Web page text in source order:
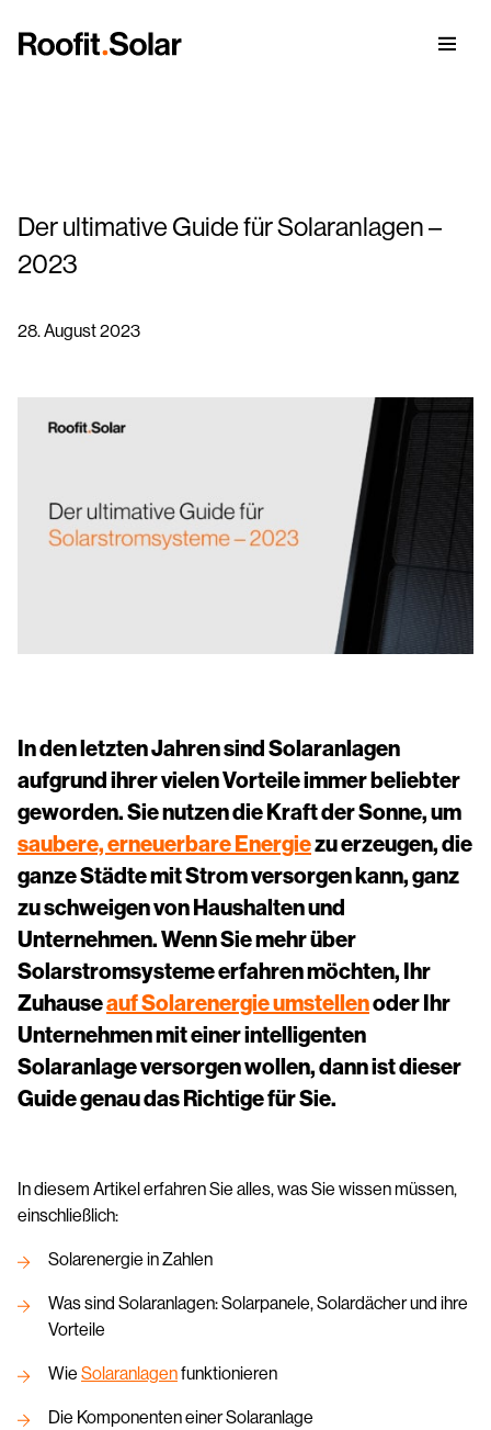
Solardach
Solardach-Modul
Solardach-Installationsservice
Vorteile eines Metalldachs
Installationshandbücher
Unsere Story
Karriere
Kontaktieren Sie uns
Der ultimative Guide für Solaranlagen –
2023
28. August 2023
In den letzten Jahren sind Solaranlagen
aufgrund ihrer vielen Vorteile immer beliebter
geworden. Sie nutzen die Kraft der Sonne, um
saubere, erneuerbare Energiezu erzeugen, die
ganze Städte mit Strom versorgen kann, ganz
zu schweigen von Haushalten und
Unternehmen. Wenn Sie mehr über
Solarstromsysteme erfahren möchten, Ihr
Zuhauseauf Solarenergie umstellenoder Ihr
Unternehmen mit einer intelligenten
Solaranlage versorgen wollen, dann ist dieser
Guide genau das Richtige für Sie.
In diesem Artikel erfahren Sie alles, was Sie wissen müssen,
einschließlich:
Solarenergie in Zahlen
Was sind Solaranlagen: Solarpanele, Solardächer und ihre
Vorteile
Wie Solaranlagenfunktionieren
Die Komponenten einer Solaranlage